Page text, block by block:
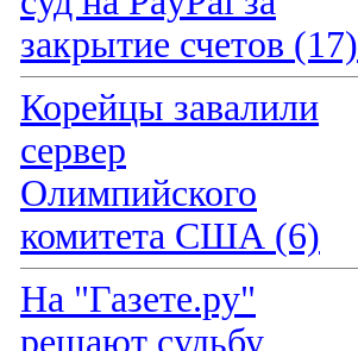
закрытие счетов (17)
Корейцы завалили
сервер
Олимпийского
комитета США (6)
На "Газете.ру"
решают судьбу